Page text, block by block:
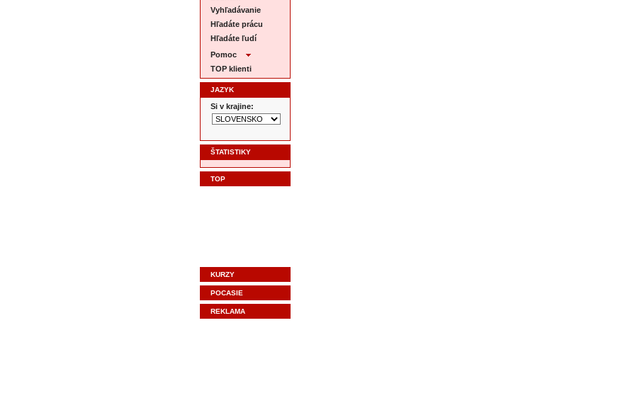
Vyhľadávanie
Hľadáte prácu
Hľadáte ľudí
Pomoc
TOP klienti
JAZYK
Si v krajine:
ŠTATISTIKY
TOP
KURZY
POCASIE
REKLAMA